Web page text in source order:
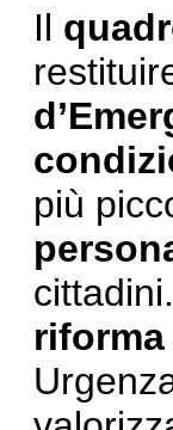
Il
più